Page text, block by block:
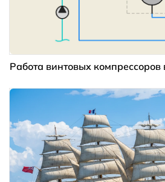
Работа винтовых компрессоров